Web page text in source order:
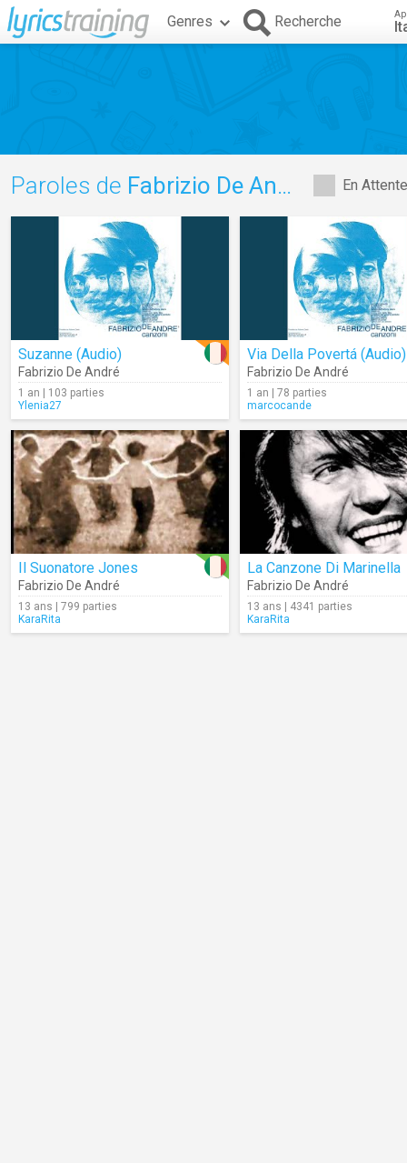
Genres Recherche
En
Paroles de Fabrizio De André
Suzanne (Audio)
Fabrizio De André
1 an | 103 parties
Ylenia27
Via Della Povertá (Audio)
Fabrizio De André
1 an | 78 parties
marcocande
Il Suonatore Jones
Fabrizio De André
13 ans | 799 parties
KaraRita
La Canzone Di Marinella
Fabrizio De André
13 ans | 4341 parties
KaraRita